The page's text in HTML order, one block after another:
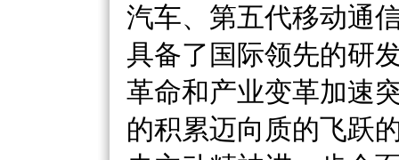
汽车、第五代移动通
具备了国际领先的研
革命和产业变革加速
的积累迈向质的飞跃